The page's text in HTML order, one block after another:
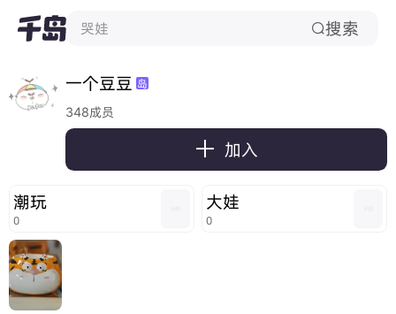
哭娃 搜索
一个豆豆 岛
348成员
 加入
潮玩
0
大娃
0